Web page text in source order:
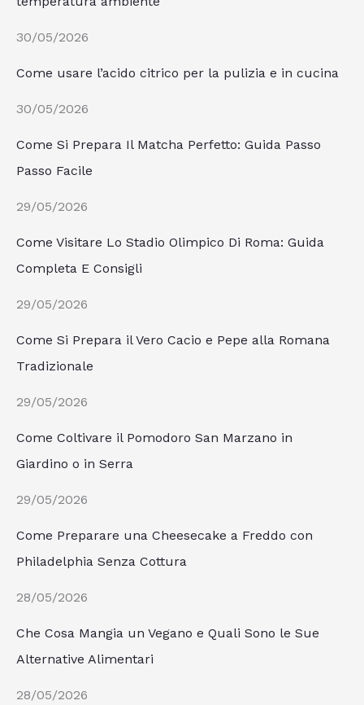
30/05/2026
Come usare l’acido citrico per la pulizia e in cucina
30/05/2026
Come Si Prepara Il Matcha Perfetto: Guida Passo
Passo Facile
29/05/2026
Come Visitare Lo Stadio Olimpico Di Roma: Guida
Completa E Consigli
29/05/2026
Come Si Prepara il Vero Cacio e Pepe alla Romana
Tradizionale
29/05/2026
Come Coltivare il Pomodoro San Marzano in
Giardino o in Serra
29/05/2026
Come Preparare una Cheesecake a Freddo con
Philadelphia Senza Cottura
28/05/2026
Che Cosa Mangia un Vegano e Quali Sono le Sue
Alternative Alimentari
28/05/2026